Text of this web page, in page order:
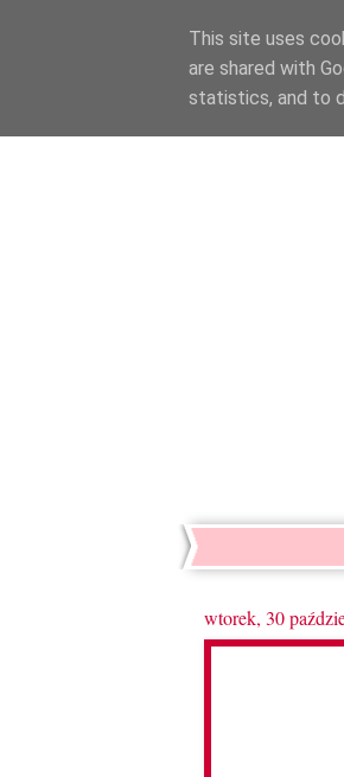
wtorek, 30
This site uses
are shared with
statistics, and to